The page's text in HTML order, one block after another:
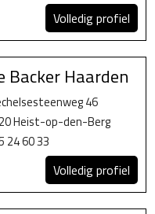
Volledig profiel
Backer Haarden
46
Heist-op-den-Berg
24 60 33
Volledig profiel